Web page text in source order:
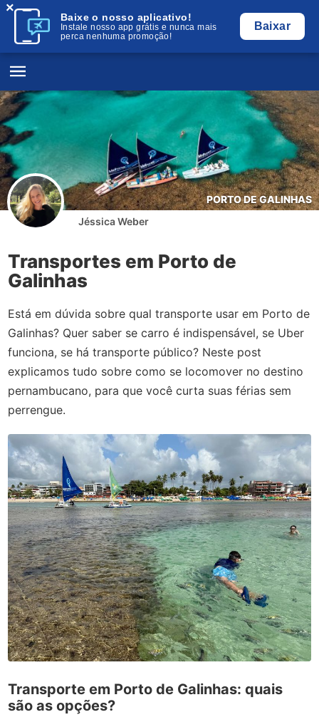
Baixe o nosso aplicativo!
Instale nosso app grátis e nunca mais
perca nenhuma promoção!
Baixar
×
PORTO DE GALINHAS
Jéssica Weber
Transportes em Porto de
Galinhas
Está em dúvida sobre qual transporte usar em Porto de
Galinhas? Quer saber se carro é indispensável, se Uber
funciona, se há transporte público? Neste post
explicamos tudo sobre como se locomover no destino
pernambucano, para que você curta suas férias sem
perrengue.
Transporte em Porto de Galinhas: quais
são as opções?